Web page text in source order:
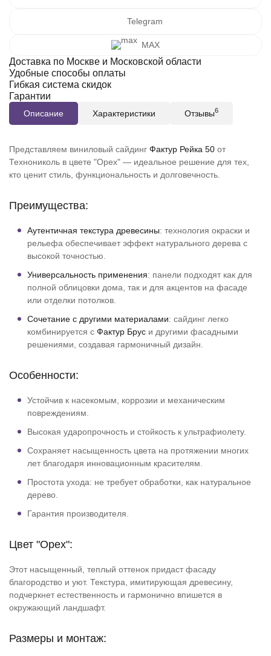
Telegram
MAX
Доставка по Москве и Московской области
Удобные способы оплаты
Гибкая система скидок
Гарантии
Описание Характеристики Отзывы6
Представляем виниловый сайдинг Фактур Рейка 50 от
Технониколь в цвете "Орех" — идеальное решение для тех,
кто ценит стиль, функциональность и долговечность.
Преимущества:
Аутентичная текстура древесины: технология окраски и
рельефа обеспечивает эффект натурального дерева с
высокой точностью.
Универсальность применения: панели подходят как для
полной облицовки дома, так и для акцентов на фасаде
или отделки потолков.
Сочетание с другими материалами: сайдинг легко
комбинируется с Фактур Брус и другими фасадными
решениями, создавая гармоничный дизайн.
Особенности:
Устойчив к насекомым, коррозии и механическим
повреждениям.
Высокая ударопрочность и стойкость к ультрафиолету.
Сохраняет насыщенность цвета на протяжении многих
лет благодаря инновационным красителям.
Простота ухода: не требует обработки, как натуральное
дерево.
Гарантия производителя.
Цвет "Орех":
Этот насыщенный, теплый оттенок придаст фасаду
благородство и уют. Текстура, имитирующая древесину,
подчеркнет естественность и гармонично впишется в
окружающий ландшафт.
Размеры и монтаж: